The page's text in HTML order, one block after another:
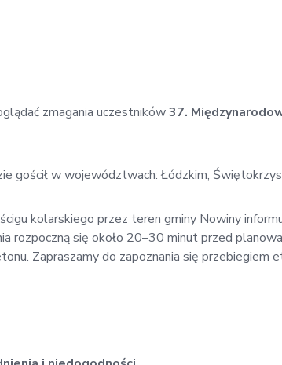
zmagania uczestników37.
gościł w województwach: Łódzkim,
kolarskiego przez teren gminy Nowiny
rozpoczną się około 20–30 minut przed
Zapraszamy do zapoznania się przebiegiem